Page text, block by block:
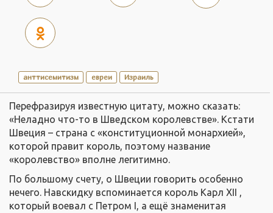
анттисемитизм евреи Израиль
Перефразируя известную цитату, можно сказать:
«Неладно что-то в Шведском королевстве». Кстати
Швеция – страна с «конституционной монархией»,
которой правит король, поэтому название
«королевство» вполне легитимно.
По большому счету, о Швеции говорить особенно
нечего. Навскидку вспоминается король Карл XII ,
который воевал с Петром I, а ещё знаменитая